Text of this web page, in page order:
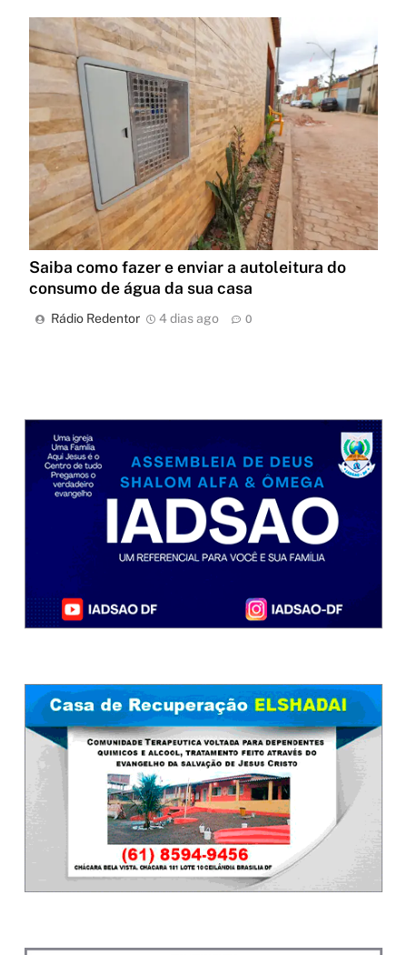
Saiba como fazer e enviar a autoleitura do
consumo de água da sua casa
Rádio Redentor 4 dias ago 0